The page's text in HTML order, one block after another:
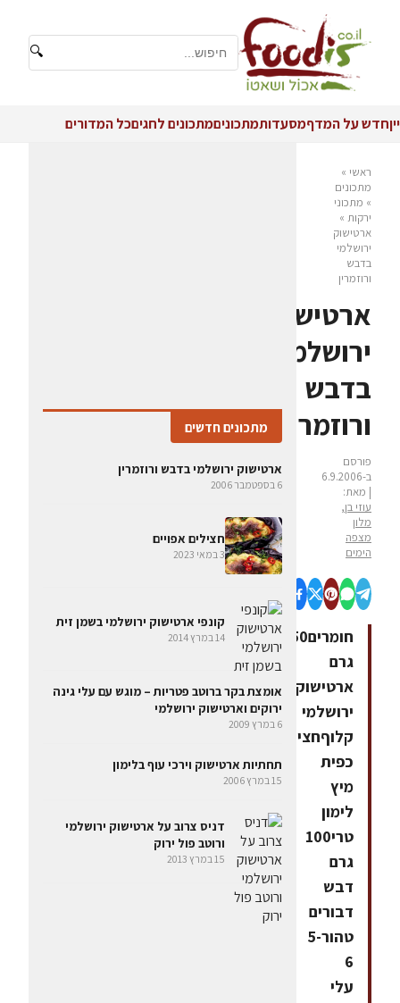
🔍
ייןחדש על המדףמסעדותמתכוניםמתכונים לחגיםכל המדורים
ראשי »
מתכונים
» מתכוני
ירקות »
ארטישוק
ירושלמי
בדבש
ורוזמרין
ארטישוק
ירושלמי
בדבש
ורוזמרין
פורסם
ב-6.9.2006
| מאת:
עוזי בן,
מלון
מצפה
הימים
חומרים350
גרם
ארטישוק
ירושלמי
קלוףחצי
כפית
מיץ
לימון
טרי100
גרם
דבש
דבורים
טהור5-
6
עלי
מתכונים חדשים
ארטישוק ירושלמי בדבש ורוזמרין
6 בספטמבר 2006
חצילים אפויים
3 במאי 2023
קונפי ארטישוק ירושלמי בשמן זית
14 במרץ 2014
אומצת בקר ברוטב פטריות – מוגש עם עלי גינה
ירוקים וארטישוק ירושלמי
6 במרץ 2009
תחתיות ארטישוק וירכי עוף בלימון
15 במרץ 2006
דניס צרוב על ארטישוק ירושלמי
ורוטב פול ירוק
15 במרץ 2013